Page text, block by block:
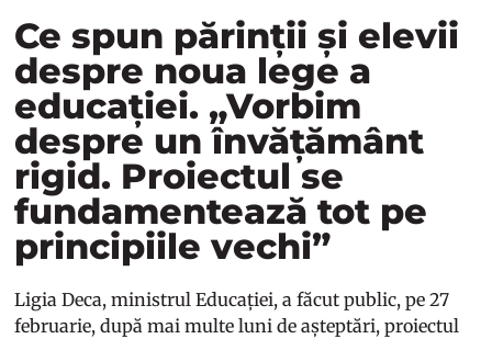
Ce spun părinții și elevii
despre noua lege a
educației. „Vorbim
despre un învățământ
rigid. Proiectul se
fundamentează tot pe
principiile vechi”
Ligia Deca, ministrul Educației, a făcut public, pe 27
februarie, după mai multe luni de așteptări, proiectul